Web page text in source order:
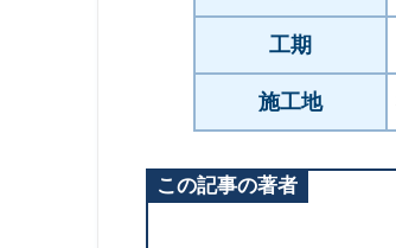
工期
施工地
この記事の著者